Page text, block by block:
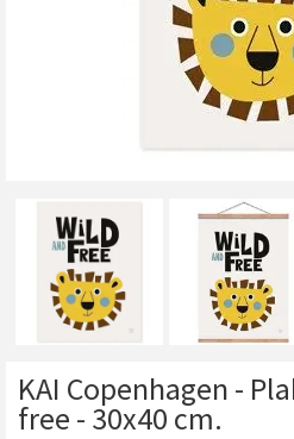
KAI Copenhagen -
free - 30x40 cm.